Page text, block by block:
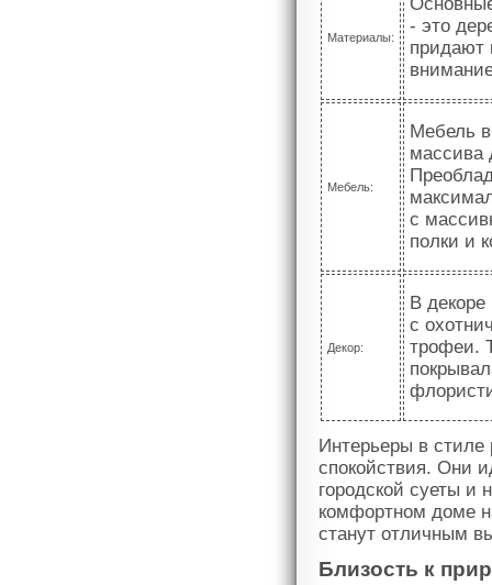
Материалы:
- это
придают
Мебель:
Мебель в
массива
с
полки и
Декор:
В декоре
с
трофеи.
Интерьеры в стиле
спокойствия. Они
городской суеты и
комфортном доме
станут отличным
Близость к